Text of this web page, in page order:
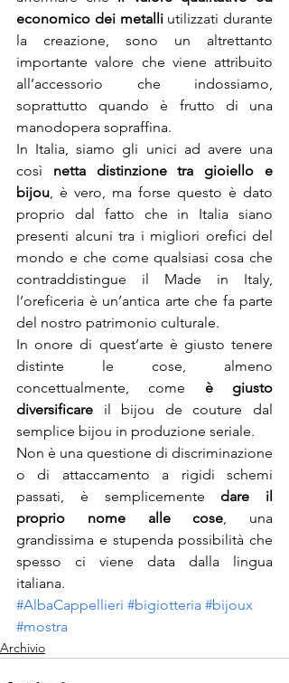
economico dei metalli utilizzati durante
la creazione, sono un altrettanto
importante valore che viene attribuito
all’accessorio che indossiamo,
soprattutto quando è frutto di una
manodopera sopraffina.
In Italia, siamo gli unici ad avere una
così netta distinzione tra gioiello e
bijou, è vero, ma forse questo è dato
proprio dal fatto che in Italia siano
presenti alcuni tra i migliori orefici del
mondo e che come qualsiasi cosa che
contraddistingue il Made in Italy,
l’oreficeria è un’antica arte che fa parte
del nostro patrimonio culturale.
In onore di quest’arte è giusto tenere
distinte le cose, almeno
concettualmente, come è giusto
diversificare il bijou de couture dal
semplice bijou in produzione seriale.
Non è una questione di discriminazione
o di attaccamento a rigidi schemi
passati, è semplicemente dare il
proprio nome alle cose, una
grandissima e stupenda possibilità che
spesso ci viene data dalla lingua
italiana.
#AlbaCappellieri #bigiotteria #bijoux
#mostra
Archivio